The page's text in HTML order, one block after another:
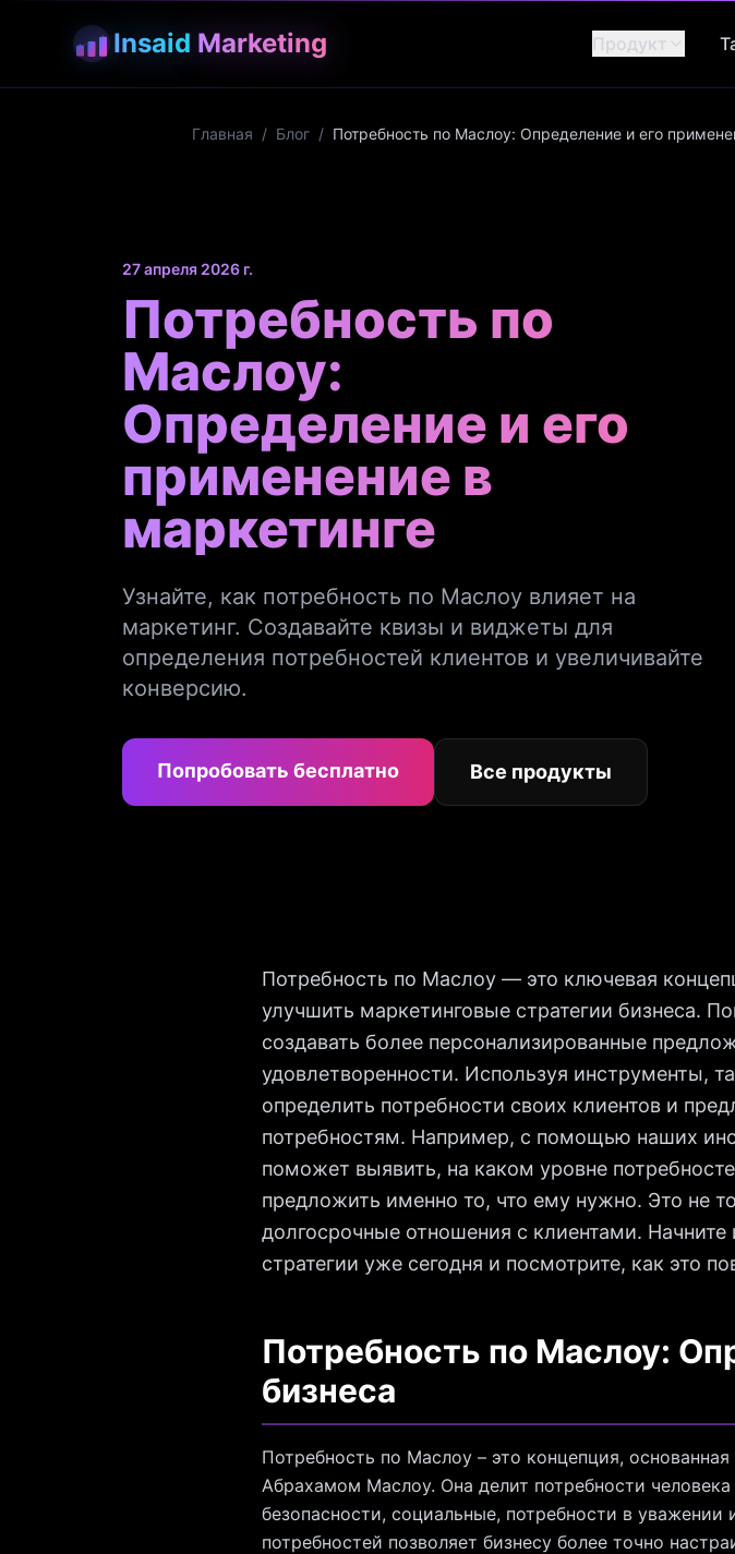
Insaid Marketing Продукт
Главная / Блог / Потребность по Маслоу: Определение и его
27 апреля 2026 г.
Потребность по
Маслоу:
Определение и его
применение в
маркетинге
Узнайте, как потребность по Маслоу влияет на
маркетинг. Создавайте квизы и виджеты для
определения потребностей клиентов и увеличивайте
конверсию.
Попробовать бесплатно Все продукты
Потребность по Маслоу — это ключевая
улучшить маркетинговые стратегии бизнеса.
создавать более персонализированные
удовлетворенности. Используя инструменты,
определить потребности своих клиентов и
потребностям. Например, с помощью наших
поможет выявить, на каком уровне
предложить именно то, что ему нужно. Это не
долгосрочные отношения с клиентами.
стратегии уже сегодня и посмотрите, как это
Потребность по Маслоу:
бизнеса
Потребность по Маслоу – это концепция,
Абрахамом Маслоу. Она делит потребности
безопасности, социальные, потребности в
потребностей позволяет бизнесу более точно